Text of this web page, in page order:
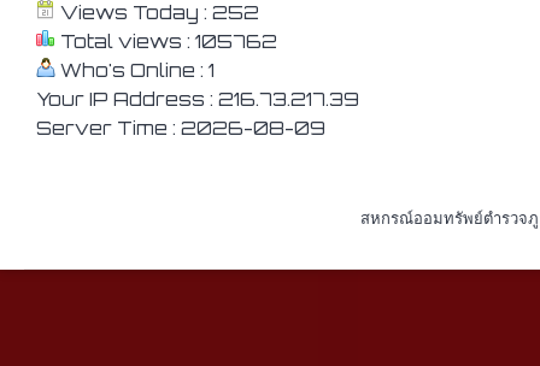
Views Today : 252
Total views : 105762
Who's Online : 1
Your IP Address : 216.73.217.39
Server Time : 2026-08-09
สหกรณ์ออมทรัพย์ตํารว